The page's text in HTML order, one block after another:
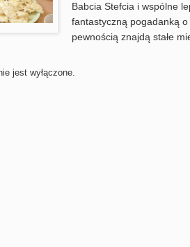
Babcia Stefcia i wspólne
fantastyczną pogadanką o
pewnością znajdą stałe
jest wyłączone.